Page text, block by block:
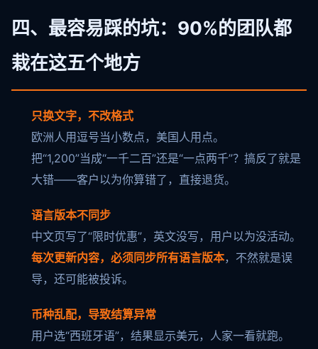
四、最容易踩的坑：90%的团队都
栽在这五个地方
只换文字，不改格式
欧洲人用逗号当小数点，美国人用点。
把“1,200”当成“一千二百”还是“一点两千”？搞反了就是
大错——客户以为你算错了，直接退货。
语言版本不同步
中文页写了“限时优惠”，英文没写，用户以为没活动。
每次更新内容，必须同步所有语言版本，不然就是误
导，还可能被投诉。
币种乱配，导致结算异常
用户选“西班牙语”，结果显示美元，人家一看就跑。